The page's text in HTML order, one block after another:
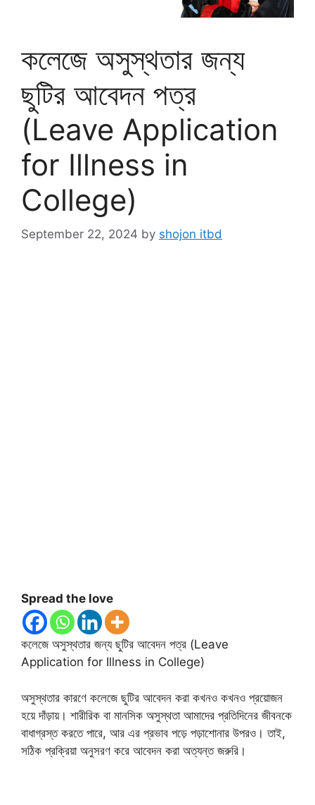
কলেজে অসুস্থতার জন্য
ছুটির আবেদন পত্র
(Leave Application
for Illness in
College)
September 22, 2024 by shojon itbd
Spread the love
কলেজে অসুস্থতার জন্য ছুটির আবেদন পত্র (Leave
Application for Illness in College)
অসুস্থতার কারণে কলেজে ছুটির আবেদন করা কখনও কখনও প্রয়োজন
হয়ে দাঁড়ায়। শারীরিক বা মানসিক অসুস্থতা আমাদের প্রতিদিনের জীবনকে
বাধাগ্রস্ত করতে পারে, আর এর প্রভাব পড়ে পড়াশোনার উপরও। তাই,
সঠিক প্রক্রিয়া অনুসরণ করে আবেদন করা অত্যন্ত জরুরি।